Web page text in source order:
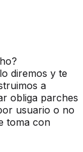
diremos y te
a
obliga parches
usuario o no
toma con